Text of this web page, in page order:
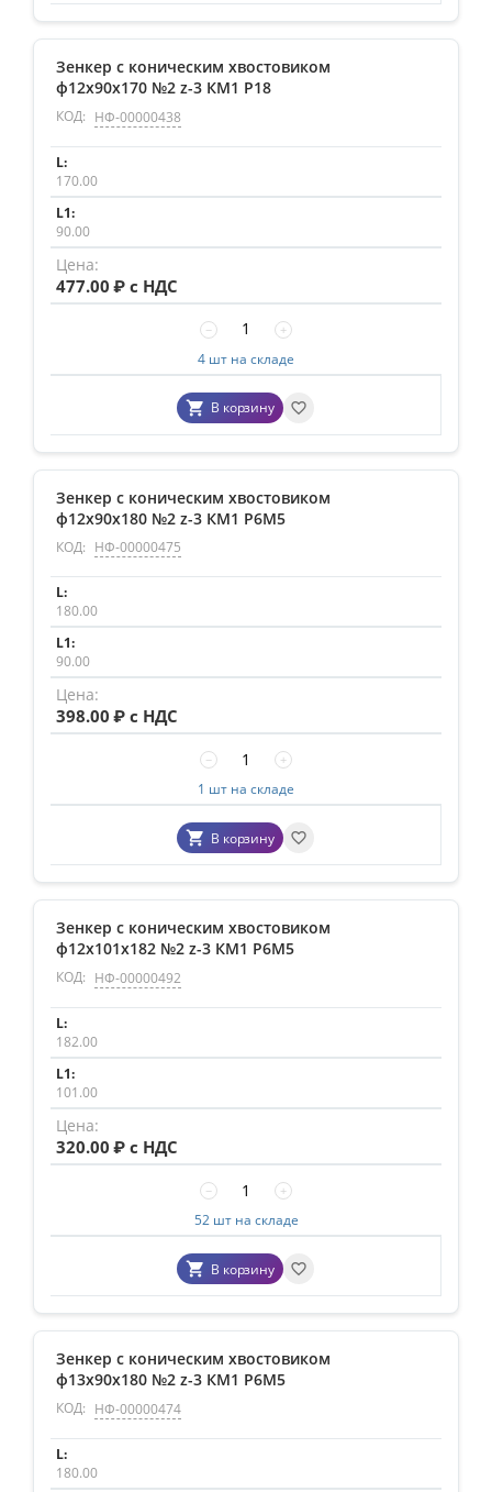
Зенкер с коническим хвостовиком
ф12х90х170 №2 z-3 КМ1 P18
КОД: НФ-00000438
170.00
90.00
477.00 ₽ с НДС
+
−
4 шт на складе
В корзину
Зенкер с коническим хвостовиком
ф12х90х180 №2 z-3 КМ1 Р6М5
КОД: НФ-00000475
180.00
90.00
398.00 ₽ с НДС
+
−
1 шт на складе
В корзину
Зенкер с коническим хвостовиком
ф12х101х182 №2 z-3 КМ1 Р6М5
КОД: НФ-00000492
182.00
101.00
320.00 ₽ с НДС
+
−
52 шт на складе
В корзину
Зенкер с коническим хвостовиком
ф13х90х180 №2 z-3 КМ1 Р6М5
КОД: НФ-00000474
180.00